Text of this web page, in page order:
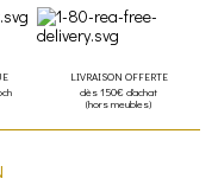
LIVRAISON OFFERTE
dès 150€ d'achat
(hors meubles)